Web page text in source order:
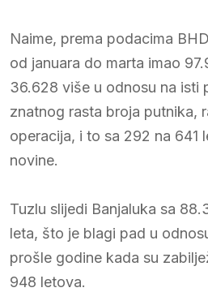
Naime, prema podacima
od januara do marta imao
36.628 više u odnosu na isti
znatnog rasta broja putnika,
operacija, i to sa 292 na 641
novine.
Tuzlu slijedi Banjaluka sa
leta, što je blagi pad u
prošle godine kada su
948 letova.